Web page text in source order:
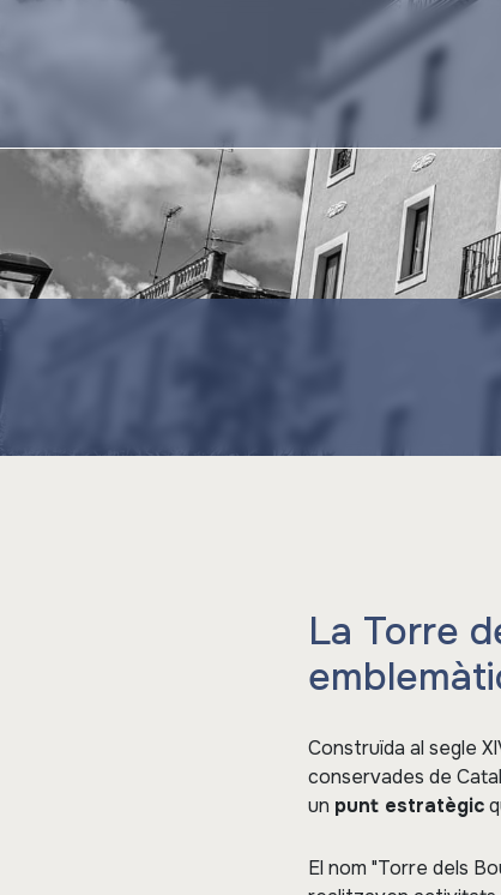
La Torre
Construïda al segle
conservades de
un punt estratègic
El nom "Torre dels